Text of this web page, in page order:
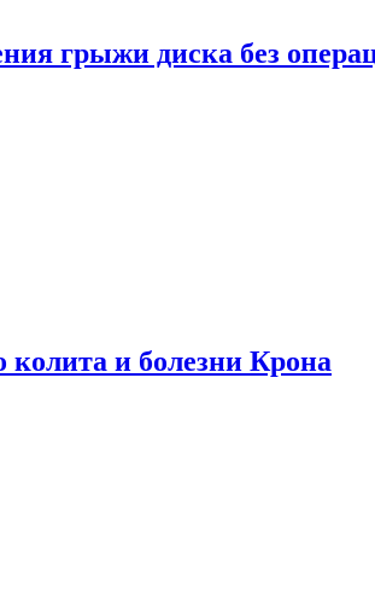
грыжи диска без
и болезни Крона